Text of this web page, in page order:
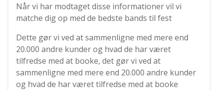
Når vi har modtaget disse informationer vil vi
matche dig op med de bedste bands til fest
Dette gør vi ved at sammenligne med mere end
20.000 andre kunder og hvad de har været
tilfredse med at booke, det gør vi ved at
sammenligne med mere end 20.000 andre kunder
og hvad de har været tilfredse med at booke